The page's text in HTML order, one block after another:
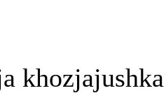
khozjajushka